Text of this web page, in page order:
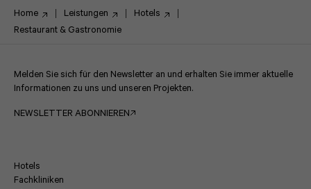
Home Leistungen
Hotels
Restaurant & Gastronomie
Melden Sie sich für den Newsletter an und erhalten Sie immer aktuelle
Informationen zu uns und unseren Projekten.
NEWSLETTER ABONNIEREN
Hotels
Fachkliniken